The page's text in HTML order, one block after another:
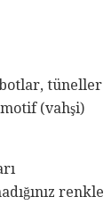
tüneller
(vahşi)
renkle